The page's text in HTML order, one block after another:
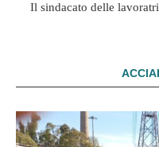
Il sindacato delle